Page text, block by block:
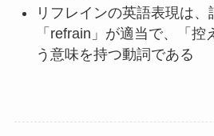
リフレインの英語表現は
「refrain」が適当で、「
う意味を持つ動詞である